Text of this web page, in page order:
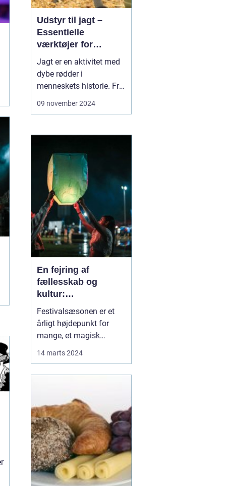
Udstyr til jagt –
Essentielle
værktøjer for
jægeren
Jagt er en aktivitet med
dybe rødder i
menneskets historie. Fra
tidernes morgen har jagt
også en form for
naturoplevelse. For at
kunne deltage i jag...
09 november 2024
En fejring af
fællesskab og
kultur:
Festivaloplevelsen
Festivalsæsonen er et
årligt højdepunkt for
mange, et magisk
der kan ændre dit syn på
livet, udvide din
musiksmag og sk...
14 marts 2024